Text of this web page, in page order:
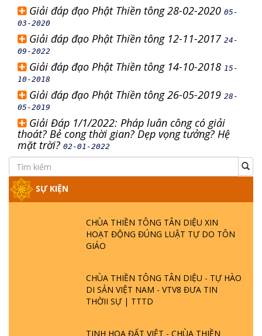
Giải đáp đạo Phật Thiền tông 28-02-2020 05-
03-2020
Giải đáp đạo Phật Thiền tông 12-11-2017 24-
09-2022
Giải đáp đạo Phật Thiền tông 14-10-2018 15-
10-2018
Giải đáp đạo Phật Thiền tông 26-05-2019 28-
05-2019
Giải Đáp 1/1/2022: Pháp luân công có giải
thoát? Bẻ cong thời gian? Dẹp vọng tưởng? Hệ
mặt trời? 02-01-2022
SỰ KIỆN
CHÙA THIỀN TÔNG TÂN DIỆU XIN
HOẠT ĐỘNG ĐÚNG LUẬT TỰ DO TÔN
GIÁO
CHÙA THIỀN TÔNG TÂN DIỆU - TỰ HÀO
DI SẢN VIỆT NAM - VTV8 ĐƯA TIN
THỜII SỰ | TTTD
TINH HOA ĐẤT VIỆT - CHÙA THIỀN